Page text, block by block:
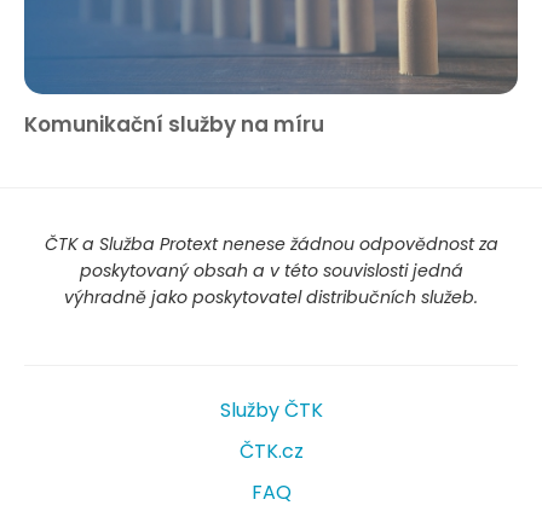
Komunikační služby na míru
ČTK a Služba Protext nenese žádnou odpovědnost za
poskytovaný obsah a v této souvislosti jedná
výhradně jako poskytovatel distribučních služeb.
Služby ČTK
ČTK.cz
FAQ